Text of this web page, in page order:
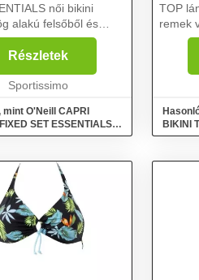
női bikini
alakú felsőből és
alsóból áll. A melltartó
hátsó
és fémelemekkel
Az alsó jó tak...
Részletek
Sportissimo
mint O'Neill CAPRI
SET ESSENTIALS
világoszöld, méret
TOP
remek
BIKINI